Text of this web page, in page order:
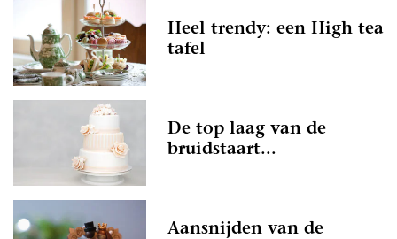
Heel trendy: een High tea
tafel
De top laag van de
bruidstaart...
Aansnijden van de